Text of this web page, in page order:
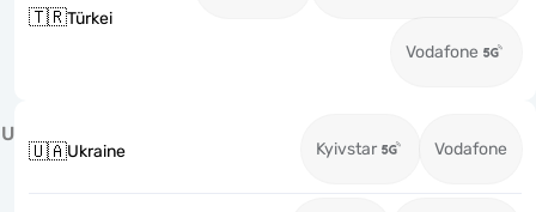
🇹🇷Türkei
Vodafone
U
🇺🇦Ukraine Kyivstar Vodafone